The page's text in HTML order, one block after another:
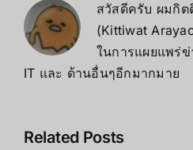
สวัสดีครับ ผมกิ
(Kittiwat
ในการแผยแพร่ข่
IT และ ด้านอื่นๆอีกมากมาย
Related Posts